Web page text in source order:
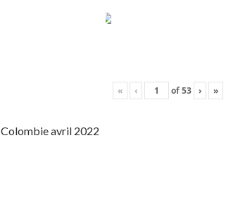
« ‹ of53 › »
Colombie avril 2022